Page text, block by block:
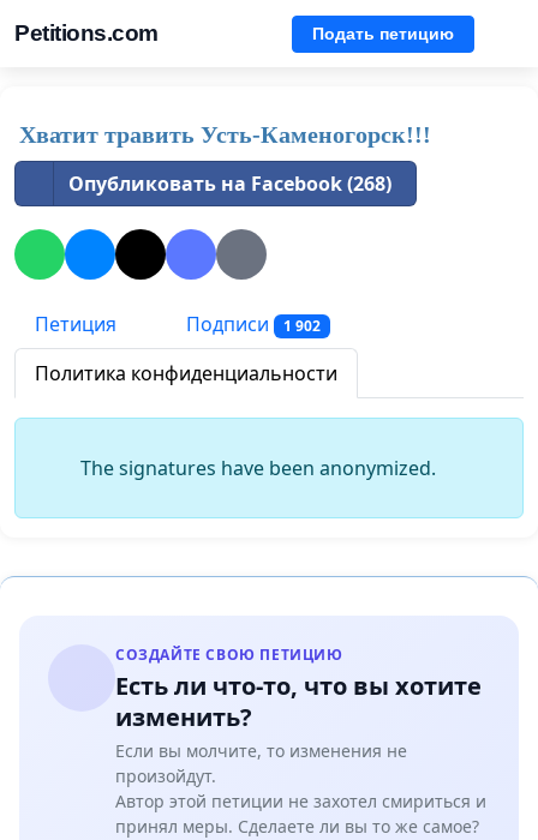
Petitions.com Подать петицию
Хватит травить Усть-Каменогорск!!!
Опубликовать на Facebook (268)
Петиция Подписи 1 902
Политика конфиденциальности
The signatures have been anonymized.
СОЗДАЙТЕ СВОЮ ПЕТИЦИЮ
Есть ли что-то, что вы хотите
изменить?
Если вы молчите, то изменения не
произойдут.
Автор этой петиции не захотел смириться и
принял меры. Сделаете ли вы то же самое?